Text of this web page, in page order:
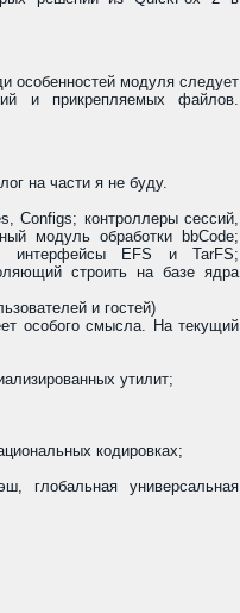
особенностей модуля следует
и прикрепляемых файлов.
на части я не буду.
Configs; контроллеры сессий,
модуль обработки bbCode;
интерфейсы EFS и TarFS;
строить на базе ядра
и гостей)
особого смысла. На текущий
утилит;
кодировках;
глобальная универсальная